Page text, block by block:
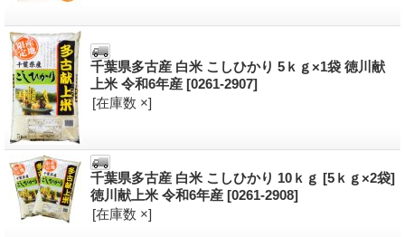
千葉県多古産 白米 こしひかり 5ｋｇ×1袋 徳川献
上米 令和6年産 [0261-2907]
[在庫数 ×]
千葉県多古産 白米 こしひかり 10ｋｇ [5ｋｇ×2袋]
徳川献上米 令和6年産 [0261-2908]
[在庫数 ×]